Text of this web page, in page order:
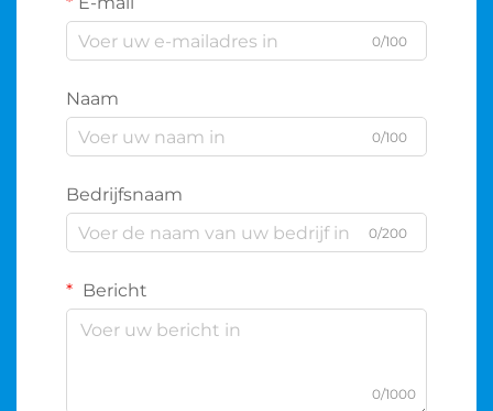
0/100
Naam
0/100
Bedrijfsnaam
0/200
Bericht
0/1000